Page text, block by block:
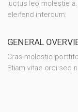
luctus leo molestie
eleifend interdum.
GENERAL
Cras molestie
Etiam vitae orci sed